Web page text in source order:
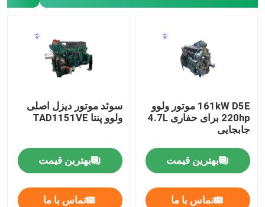
گیربکس مسافرتی
موتور کوبوتا161kW D5E موتور ولوو
220hp برای حفاری 4.7L
جابجایی
بهترین قیمت
تماس با ما
سوئد موتور دیزل اصلی
ولوو پنتا TAD1151VE
بهترین قیمت
تماس با ما